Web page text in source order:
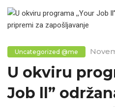
Uncategorized @me
U okviru
Job ll”